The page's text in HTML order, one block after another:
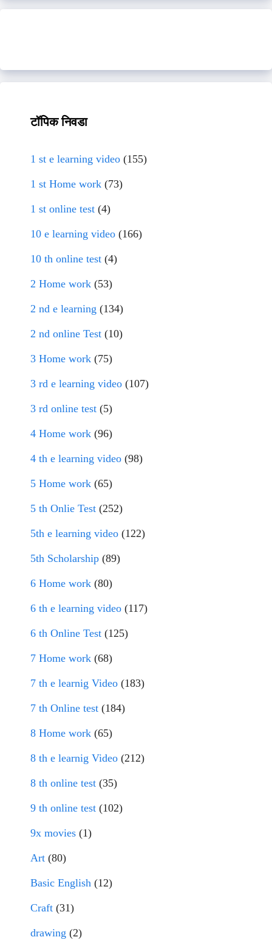
टॉपिक निवडा
1 st e learning video (155)
1 st Home work (73)
1 st online test (4)
10 e learning video (166)
10 th online test (4)
2 Home work (53)
2 nd e learning (134)
2 nd online Test (10)
3 Home work (75)
3 rd e learning video (107)
3 rd online test (5)
4 Home work (96)
4 th e learning video (98)
5 Home work (65)
5 th Onlie Test (252)
5th e learning video (122)
5th Scholarship (89)
6 Home work (80)
6 th e learning video (117)
6 th Online Test (125)
7 Home work (68)
7 th e learnig Video (183)
7 th Online test (184)
8 Home work (65)
8 th e learnig Video (212)
8 th online test (35)
9 th online test (102)
9x movies (1)
Art (80)
Basic English (12)
Craft (31)
drawing (2)